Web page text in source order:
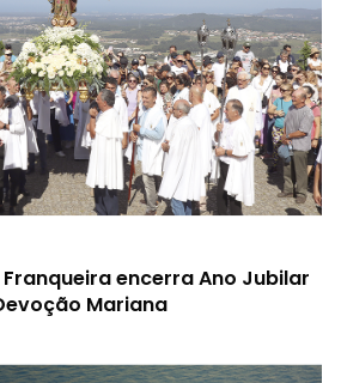
encerra Ano Jubilar
Mariana